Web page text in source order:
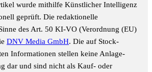
wurde mithilfe Künstlicher Intelligenz
geprüft. Die redaktionelle
des Art. 50 KI-VO (Verordnung (EU)
DNV Media GmbH. Die auf Stock-
Informationen stellen keine Anlage-
dar und sind nicht als Kauf- oder